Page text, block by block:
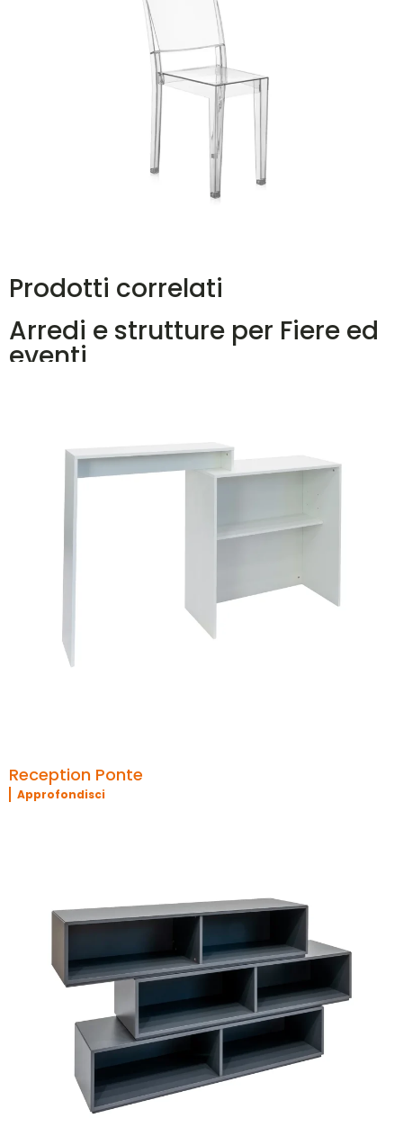
Prodotti correlati
Arredi e strutture per Fiere ed
eventi
Reception Ponte
Approfondisci